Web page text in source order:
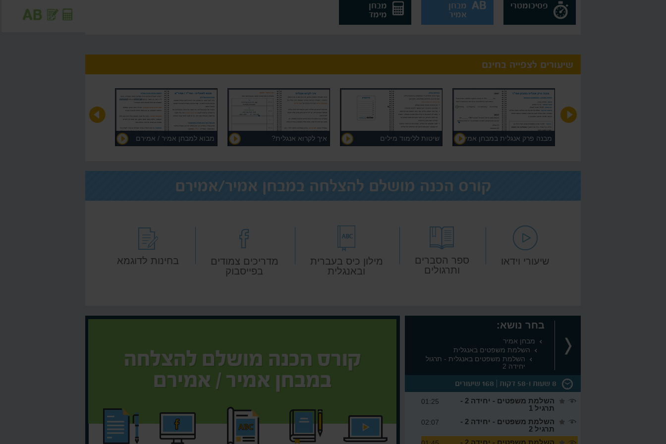
פסיכומטרי
מבחן
אמיר
מבחן
מימד
שיעורים לצפייה בחינם
מבוא למבחן אמיר / אמירם איך לקרוא אנגלית? שיטות ללימוד מילים מבנה פרק אנגלית במבחן אמיר
קורס הכנה מושלם להצלחה במבחן אמיר/אמירם
שיעורי וידאו
ספר הסברים
ותרגולים
מילון כיס בעברית
ובאנגלית
מדריכים צמודים
בפייסבוק
בחינות לדוגמא
בחר נושא:
מבחן אמיר
השלמת משפטים באנגלית
השלמת משפטים באנגלית - תרגול
יחידה 2
8 שעות ו-58 דקות 168 שיעורים
השלמת משפטים - יחידה 2 -
תרגיל 1
01:25
השלמת משפטים - יחידה 2 -
תרגיל 2
02:07
השלמת משפטים - יחידה 2 -